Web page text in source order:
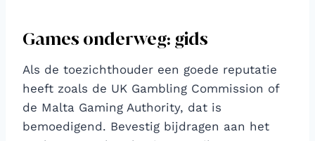
Games onderweg: gids
Als de toezichthouder een goede reputatie
heeft zoals de UK Gambling Commission of
de Malta Gaming Authority, dat is
bemoedigend. Bevestig bijdragen aan het